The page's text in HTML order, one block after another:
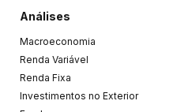
Análises
Macroeconomia
Renda Variável
Renda Fixa
Investimentos no Exterior